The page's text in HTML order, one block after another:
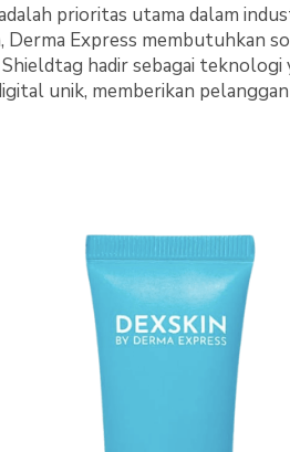
prioritas utama dalam
Derma Express membutuhkan
hadir sebagai
unik, memberikan